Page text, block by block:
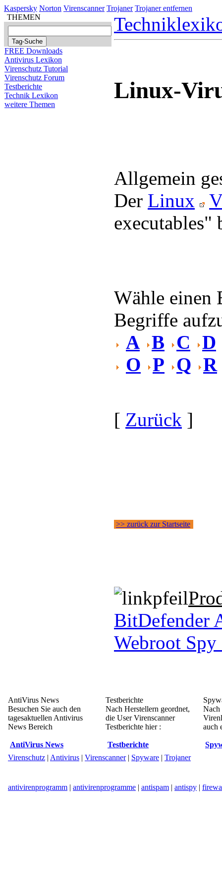
Kaspersky Norton Virenscanner Trojaner Trojaner entfernen
THEMEN
FREE Downloads
Antivirus Lexikon
Virenschutz Tutorial
Virenschutz Forum
Testberichte
Technik Lexikon
weitere Themen
Linux-
Allgemein
Der Linux
executables"
Wähle einen
Begriffe
A B C
D
O P Q R
[ Zurück ]
>> zurück zur Startseite
BitDefender
Webroot
AntiVirus News
Besuchen Sie auch den
tagesaktuellen Antivirus
News Bereich
AntiVirus News
Testberichte
Nach Herstellern geordnet,
die User Virenscanner
Testberichte hier :
Testberichte
Nach
auch
Virenschutz | Antivirus | Virenscanner| Spyware | Trojaner
antivirenprogramm | antivirenprogramme | antispam | antispy |